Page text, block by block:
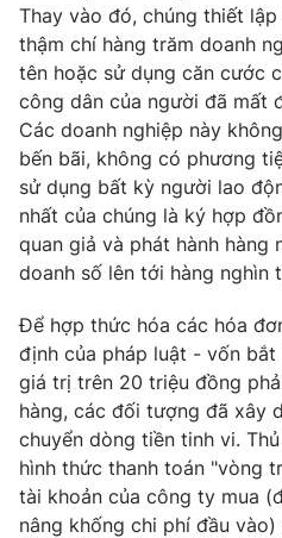
THỜI BÁO VTV
Theo dõi báo trên
Cơ quan chủ quản: Đài Truyền
Giấy phép hoạt động báo in và
cấp ngày 29/12/2023
Tổng Biên tập:Vũ Thanh Thủy
Phó Tổng Biên tập:Nguyễn Thị
Nguyễn Trọng Ninh
Tổng đài VTV: 024.38 355 931 -
Ðiện thoại Thời báo VTV:024.66
Thay vào đó, chúng thiết
thậm chí hàng trăm doanh
tên hoặc sử dụng căn cước
công dân của người đã mất
Các doanh nghiệp này
bến bãi, không có phương
sử dụng bất kỳ người lao
nhất của chúng là ký hợp
quan giả và phát hành hàng
doanh số lên tới hàng nghìn
Để hợp thức hóa các hóa
định của pháp luật - vốn
giá trị trên 20 triệu đồng
hàng, các đối tượng đã xây
chuyển dòng tiền tinh vi.
hình thức thanh toán "vòng
tài khoản của công ty mua
nâng khống chi phí đầu